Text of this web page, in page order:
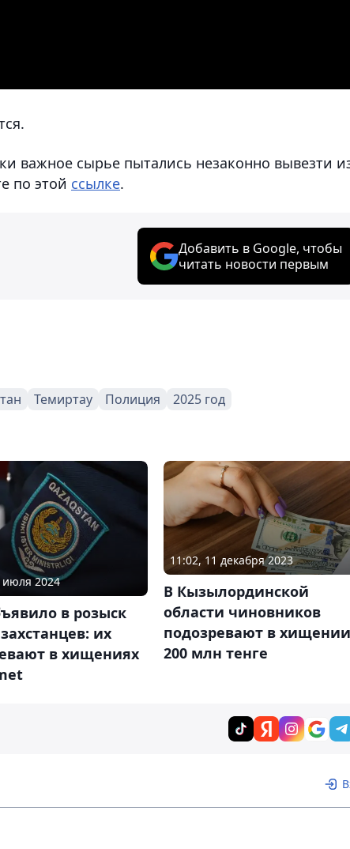
важное сырье пытались незаконно вывезти
по этой ссылке.
Добавить в Google, чтобы
читать новости первым
Темиртау Полиция 2025 год
июля 2024
в розыск
их
в хищениях
11:02, 11 декабря 2023
В Кызылординской
области чиновников
подозревают в хищении
200 млн тенге